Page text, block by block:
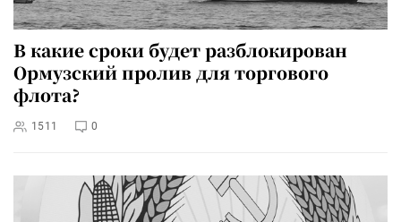
В какие сроки будет разблокирован
Ормузский пролив для торгового
флота?
1511 0